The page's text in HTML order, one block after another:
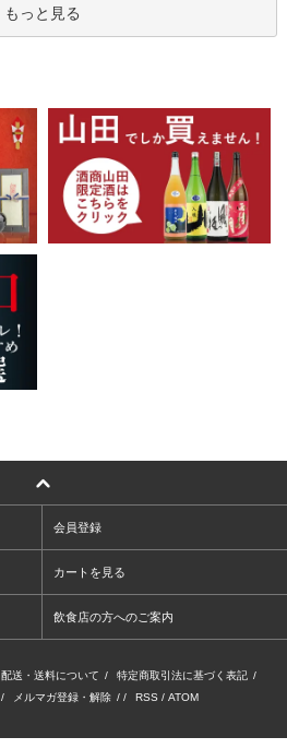
もっと見る
会員登録
カートを見る
飲食店の方へのご案内
配送・送料について / 特定商取引法に基づく表記 /
/ メルマガ登録・解除 / / RSS / ATOM